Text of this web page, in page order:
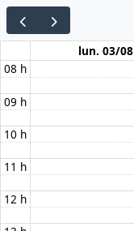
lun. 03/08
08 h
09 h
10 h
11 h
12 h